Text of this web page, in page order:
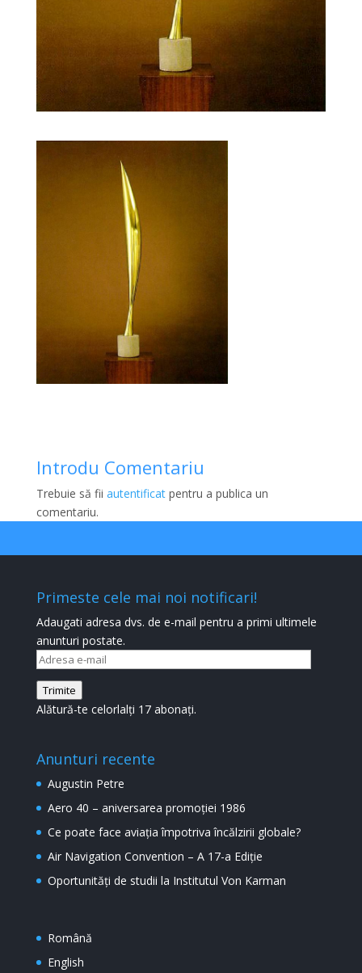
Introdu Comentariu
Trebuie să fii autentificatpentru a publica un
comentariu.
Primeste cele mai noi notificari!
Adaugati adresa dvs. de e-mail pentru a primi ultimele
anunturi postate.
Adresa
mail
Trimite
Alătură-te celorlalți 17 abonați.
Anunturi recente
Augustin Petre
Aero 40 – aniversarea promoției 1986
Ce poate face aviația împotriva încălzirii globale?
Air Navigation Convention – A 17-a Ediție
Oportunități de studii la Institutul Von Karman
Română
English